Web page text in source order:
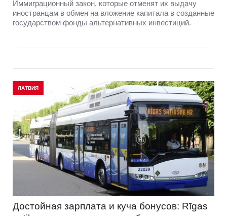
Иммиграционный закон, которые отменят их выдачу
иностранцам в обмен на вложение капитала в созданные
государством фонды альтернативных инвестиций.
ЛАТВИЯ
Достойная зарплата и куча бонусов: Rīgas